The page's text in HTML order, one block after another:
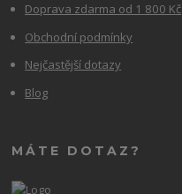
Doprava zdarma od 1 800 Kč
Obchodní podmínky
Nejčastější dotazy
Blog
MÁTE DOTAZ?